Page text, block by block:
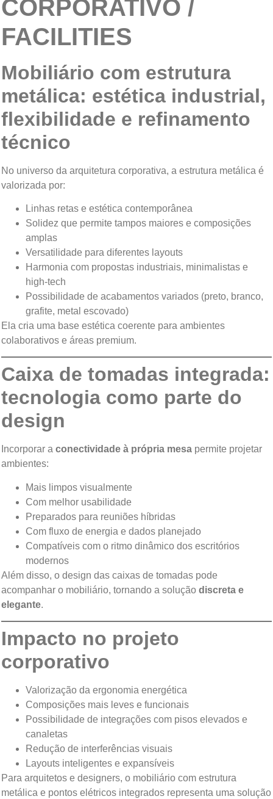
CORPORATIVO /
FACILITIES
Mobiliário com estrutura
metálica: estética industrial,
flexibilidade e refinamento
técnico
No universo da arquitetura corporativa, a estrutura metálica é
valorizada por:
Linhas retas e estética contemporânea
Solidez que permite tampos maiores e composições
amplas
Versatilidade para diferentes layouts
Harmonia com propostas industriais, minimalistas e
high-tech
Possibilidade de acabamentos variados (preto, branco,
grafite, metal escovado)
Ela cria uma base estética coerente para ambientes
colaborativos e áreas premium.
Caixa de tomadas integrada:
tecnologia como parte do
design
Incorporar a conectividade à própria mesa permite projetar
ambientes:
Mais limpos visualmente
Com melhor usabilidade
Preparados para reuniões híbridas
Com fluxo de energia e dados planejado
Compatíveis com o ritmo dinâmico dos escritórios
modernos
Além disso, o design das caixas de tomadas pode
acompanhar o mobiliário, tornando a solução discreta e
elegante.
Impacto no projeto
corporativo
Valorização da ergonomia energética
Composições mais leves e funcionais
Possibilidade de integrações com pisos elevados e
canaletas
Redução de interferências visuais
Layouts inteligentes e expansíveis
Para arquitetos e designers, o mobiliário com estrutura
metálica e pontos elétricos integrados representa uma solução